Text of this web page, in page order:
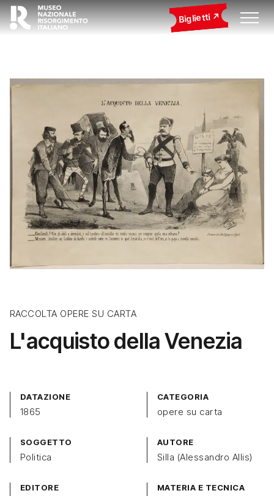
Biglietti
RACCOLTA OPERE SU CARTA
L'acquisto della Venezia
DATAZIONE
1865
CATEGORIA
opere su carta
SOGGETTO
Politica
AUTORE
Silla (Alessandro Allis)
EDITORE MATERIA E TECNICA